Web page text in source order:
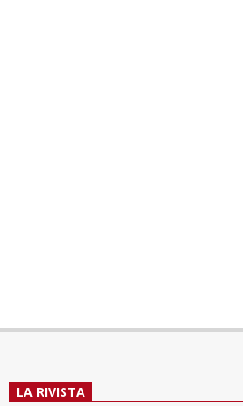
LA RIVISTA